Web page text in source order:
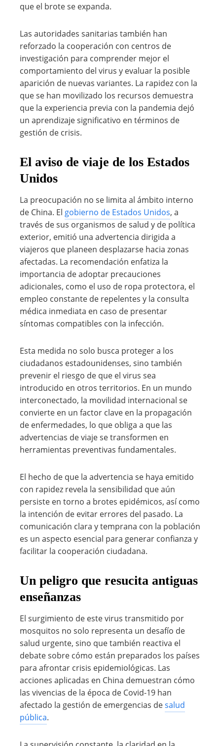
que el brote se expanda.
Las autoridades sanitarias también han
reforzado la cooperación con centros de
investigación para comprender mejor el
comportamiento del virus y evaluar la posible
aparición de nuevas variantes. La rapidez con la
que se han movilizado los recursos demuestra
que la experiencia previa con la pandemia dejó
un aprendizaje significativo en términos de
gestión de crisis.
El aviso de viaje de los Estados
Unidos
La preocupación no se limita al ámbito interno
de China. El gobierno de Estados Unidos, a
través de sus organismos de salud y de política
exterior, emitió una advertencia dirigida a
viajeros que planeen desplazarse hacia zonas
afectadas. La recomendación enfatiza la
importancia de adoptar precauciones
adicionales, como el uso de ropa protectora, el
empleo constante de repelentes y la consulta
médica inmediata en caso de presentar
síntomas compatibles con la infección.
Esta medida no solo busca proteger a los
ciudadanos estadounidenses, sino también
prevenir el riesgo de que el virus sea
introducido en otros territorios. En un mundo
interconectado, la movilidad internacional se
convierte en un factor clave en la propagación
de enfermedades, lo que obliga a que las
advertencias de viaje se transformen en
herramientas preventivas fundamentales.
El hecho de que la advertencia se haya emitido
con rapidez revela la sensibilidad que aún
persiste en torno a brotes epidémicos, así como
la intención de evitar errores del pasado. La
comunicación clara y temprana con la población
es un aspecto esencial para generar confianza y
facilitar la cooperación ciudadana.
Un peligro que resucita antiguas
enseñanzas
El surgimiento de este virus transmitido por
mosquitos no solo representa un desafío de
salud urgente, sino que también reactiva el
debate sobre cómo están preparados los países
para afrontar crisis epidemiológicas. Las
acciones aplicadas en China demuestran cómo
las vivencias de la época de Covid-19 han
afectado la gestión de emergencias desalud
pública.